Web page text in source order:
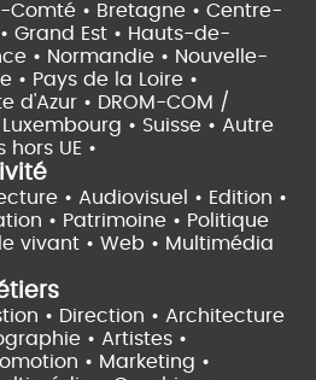
Comté • Bretagne • Centre-
Grand Est • Hauts-de-
• Normandie • Nouvelle-
• Pays de la Loire •
d'Azur • DROM-COM /
• Suisse • Autre
hors UE •
• Audiovisuel • Edition •
• Patrimoine • Politique
vivant • Web • Multimédia
• Direction • Architecture
• Artistes •
• Marketing •